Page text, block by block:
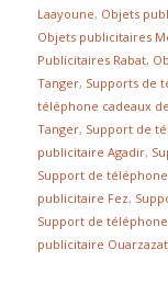
Laayoune, Objets
Objets publicitaires
Publicitaires Rabat,
Tanger, Supports de
téléphone cadeaux
Tanger, Support de
publicitaire Agadir,
Support de
publicitaire Fez,
Support de
publicitaire